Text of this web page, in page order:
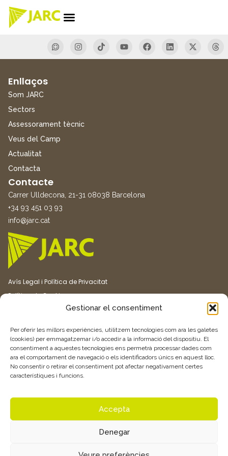
Gestionar el consentiment
Per oferir les millors experiències, utilitzem tecnologies com ara les galetes
(cookies) per emmagatzemar i/o accedir a la informació del dispositiu. El
consentiment a aquestes tecnologies ens permetrà processar dades com
ara el comportament de navegació o els identificadors únics en aquest lloc.
No consentir o retirar el consentiment pot afectar negativament certes
característiques i funcions.
Accepta
Denegar
Enllaços
Som JARC
Sectors
Assessorament tècnic
Veus del Camp
Actualitat
Contacta
Contacte
Carrer Ulldecona, 21-31 08038 Barcelona
+34 93 451 03 93
info@jarc.cat
Avís Legal i Política de Privacitat
Política de Cookies
Vull rebre més informació